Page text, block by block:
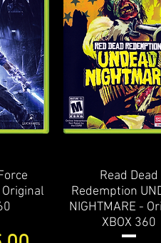
Visualização
Read Dead
Redemption
NIGHTMARE -
XBOX 360